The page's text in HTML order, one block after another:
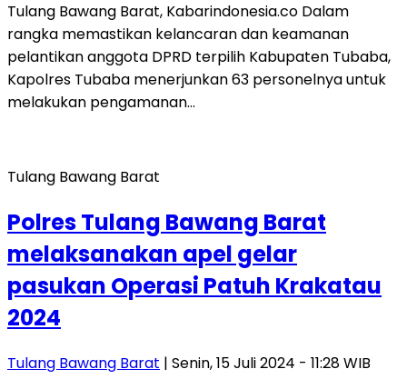
Tulang Bawang Barat, Kabarindonesia.co Dalam
rangka memastikan kelancaran dan keamanan
pelantikan anggota DPRD terpilih Kabupaten Tubaba,
Kapolres Tubaba menerjunkan 63 personelnya untuk
melakukan pengamanan…
Tulang Bawang Barat
Polres Tulang Bawang Barat
melaksanakan apel gelar
pasukan Operasi Patuh Krakatau
2024
Tulang Bawang Barat | Senin, 15 Juli 2024 - 11:28 WIB